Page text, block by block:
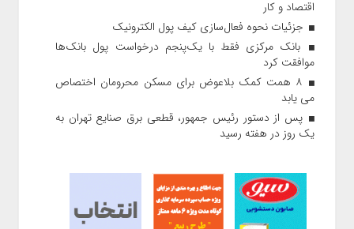
اقتصاد و کار
جزئیات نحوه فعال‌سازی کیف پول الکترونیک
بانک مرکزی فقط با یک‌‎پنجم درخواست پول بانک‌ها
موافقت کرد
۸ همت کمک بلاعوض برای مسکن محرومان اختصاص
می یابد
پس از دستور رئیس‌ جمهور، قطعی برق صنایع تهران به
یک روز در هفته رسید